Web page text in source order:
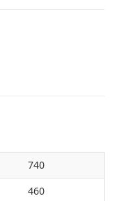
740
460